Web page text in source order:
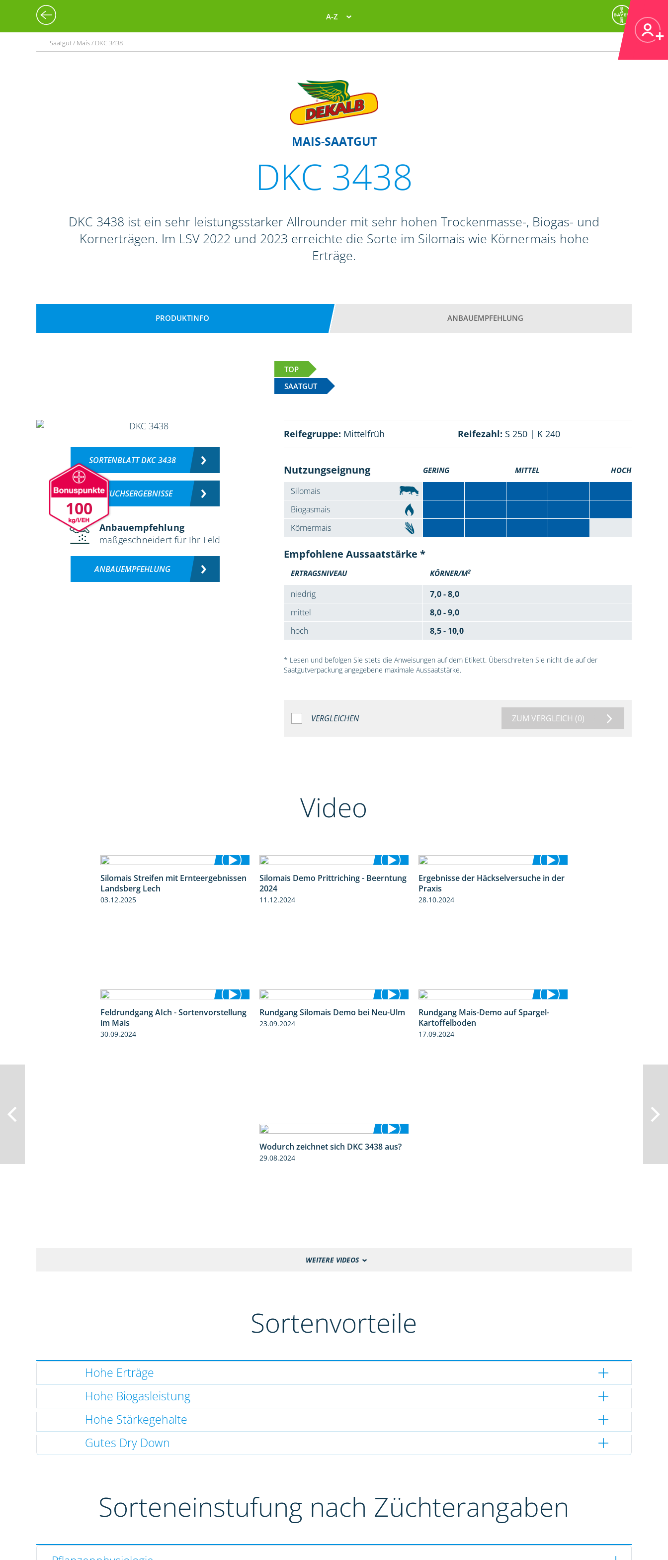
A-Z
Saatgut / Mais / DKC 3438
MAIS-SAATGUT
DKC 3438
DKC 3438 ist ein sehr leistungsstarker Allrounder mit sehr hohen Trockenmasse-, Biogas- und
Kornerträgen. Im LSV 2022 und 2023 erreichte die Sorte im Silomais wie Körnermais hohe
Erträge.
PRODUKTINFO ANBAUEMPFEHLUNG
TOP
SAATGUT
100
SORTENBLATT DKC 3438
VERSUCHSERGEBNISSE
Anbauempfehlung
maßgeschneidert für Ihr Feld
ANBAUEMPFEHLUNG
Reifegruppe: Mittelfrüh Reifezahl: S 250 | K 240
Nutzungseignung GERING MITTEL HOCH
Silomais
Biogasmais
Körnermais
Empfohlene Aussaatstärke *
ERTRAGSNIVEAU KÖRNER/M2
niedrig
7,0 - 8,0
mittel
8,0 - 9,0
hoch
8,5 - 10,0
* Lesen und befolgen Sie stets die Anweisungen auf dem Etikett. Überschreiten Sie nicht die auf der
Saatgutverpackung angegebene maximale Aussaatstärke.
VERGLEICHEN ZUM VERGLEICH (0)
Video
11:01
Silomais Streifen mit Ernteergebnissen
Landsberg Lech
03.12.2025
12:28
Silomais Demo Prittriching - Beerntung
2024
11.12.2024
5:16
Ergebnisse der Häckselversuche in der
Praxis
28.10.2024
11:24
Feldrundgang AIch - Sortenvorstellung
im Mais
30.09.2024
4:50
Rundgang Silomais Demo bei Neu-Ulm
23.09.2024
9:53
Rundgang Mais-Demo auf Spargel-
Kartoffelboden
17.09.2024
1:32
Wodurch zeichnet sich DKC 3438 aus?
29.08.2024
WEITERE VIDEOS
Sortenvorteile
Hohe Erträge
Hohe Biogasleistung
Hohe Stärkegehalte
Gutes Dry Down
Sorteneinstufung nach Züchterangaben